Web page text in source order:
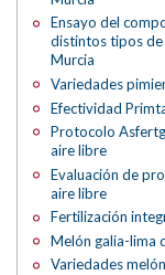
Ensayo del
distintos tipos de
Murcia
Variedades
Efectividad
Protocolo
aire libre
Evaluación de
aire libre
Fertilización
Melón galia-lima
Variedades